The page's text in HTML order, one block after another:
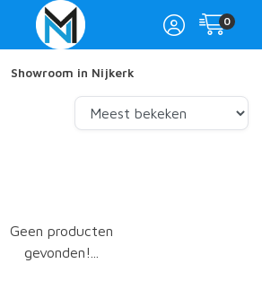
0
Showroom in Nijkerk
Geen producten
gevonden!...